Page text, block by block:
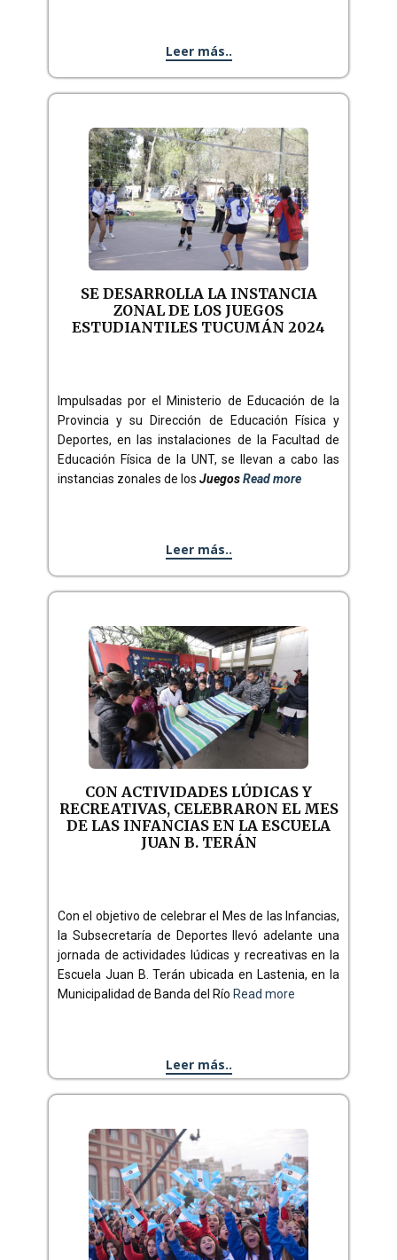
Leer más..
SE DESARROLLA LA INSTANCIA
ZONAL DE LOS JUEGOS
ESTUDIANTILES TUCUMÁN 2024
Impulsadas por el Ministerio de Educación de la
Provincia y su Dirección de Educación Física y
Deportes, en las instalaciones de la Facultad de
Educación Física de la UNT, se llevan a cabo las
instancias zonales de los JuegosRead more
Leer más..
CON ACTIVIDADES LÚDICAS Y
RECREATIVAS, CELEBRARON EL MES
DE LAS INFANCIAS EN LA ESCUELA
JUAN B. TERÁN
Con el objetivo de celebrar el Mes de las Infancias,
la Subsecretaría de Deportes llevó adelante una
jornada de actividades lúdicas y recreativas en la
Escuela Juan B. Terán ubicada en Lastenia, en la
Municipalidad de Banda del Río Read more
Leer más..